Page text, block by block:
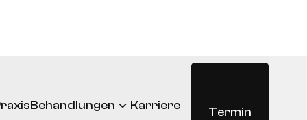
Behandlungen Karriere
Termin